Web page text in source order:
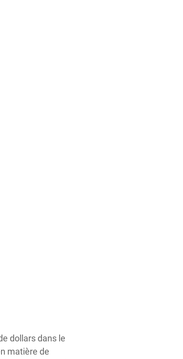
dollars dans le
matière de